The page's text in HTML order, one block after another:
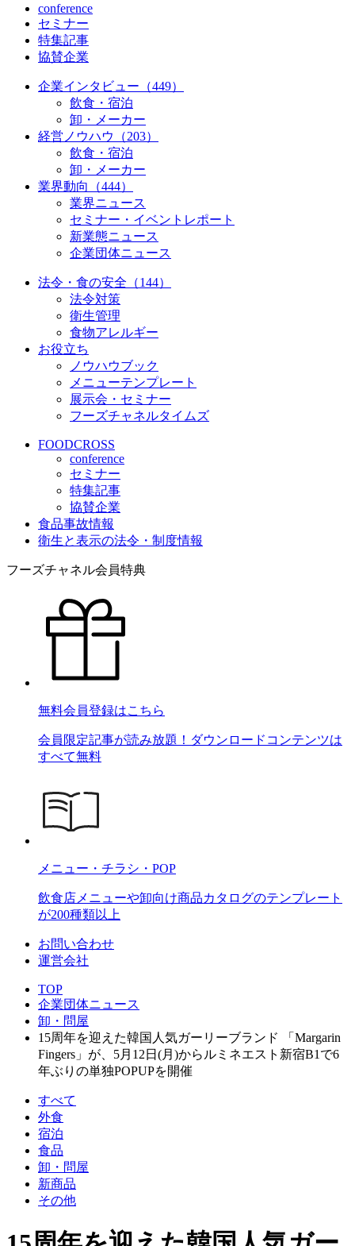
conference
セミナー
特集記事
協賛企業
企業インタビュー（449）
飲食・宿泊
卸・メーカー
経営ノウハウ（203）
飲食・宿泊
卸・メーカー
業界動向（444）
業界ニュース
セミナー・イベントレポート
新業態ニュース
企業団体ニュース
法令・食の安全（144）
法令対策
衛生管理
食物アレルギー
お役立ち
ノウハウブック
メニューテンプレート
展示会・セミナー
フーズチャネルタイムズ
FOODCROSS
conference
セミナー
特集記事
協賛企業
食品事故情報
衛生と表示の法令・制度情報
フーズチャネル会員特典
無料会員登録はこちら
会員限定記事が読み放題！ダウンロードコンテンツは
すべて無料
メニュー・チラシ・POP
飲食店メニューや卸向け商品カタログのテンプレート
が200種類以上
お問い合わせ
運営会社
TOP
企業団体ニュース
卸・問屋
15周年を迎えた韓国人気ガーリーブランド 「Margarin
Fingers」が、5月12日(月)からルミネエスト新宿B1で6
年ぶりの単独POPUPを開催
すべて
外食
宿泊
食品
卸・問屋
新商品
その他